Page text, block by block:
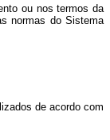
ou nos termos da
normas do Sistema
de acordo com